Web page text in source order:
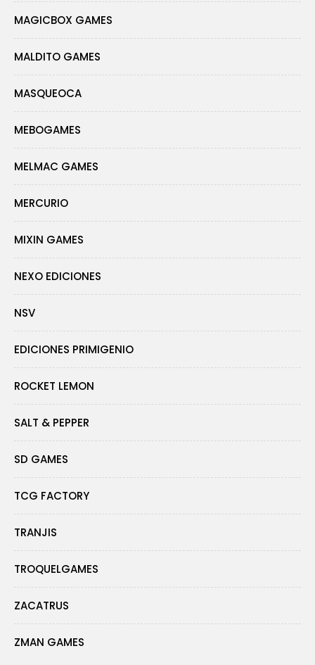
MAGICBOX GAMES
MALDITO GAMES
MASQUEOCA
MEBOGAMES
MELMAC GAMES
MERCURIO
MIXIN GAMES
NEXO EDICIONES
NSV
EDICIONES PRIMIGENIO
ROCKET LEMON
SALT & PEPPER
SD GAMES
TCG FACTORY
TRANJIS
TROQUELGAMES
ZACATRUS
ZMAN GAMES